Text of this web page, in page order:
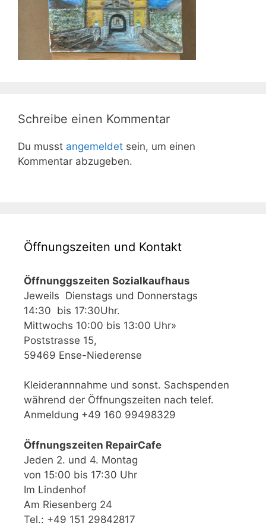
Schreibe einen Kommentar
Du musst angemeldet sein, um einen
Kommentar abzugeben.
Öffnungszeiten und Kontakt
Öffnunggszeiten Sozialkaufhaus
Jeweils Dienstags und Donnerstags
14:30 bis 17:30Uhr.
Mittwochs 10:00 bis 13:00 Uhr»
Poststrasse 15,
59469 Ense-Niederense
Kleiderannnahme und sonst. Sachspenden
während der Öffnungszeiten nach telef.
Anmeldung +49 160 99498329
Öffnungszeiten RepairCafe
Jeden 2. und 4. Montag
von 15:00 bis 17:30 Uhr
Im Lindenhof
Am Riesenberg 24
Tel.: +49 151 29842817